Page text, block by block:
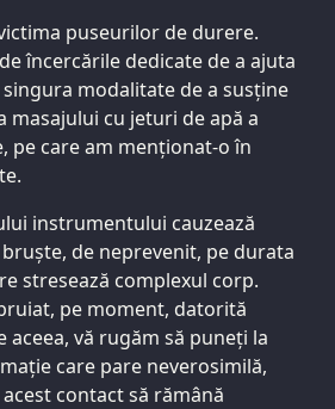
puseurilor de durere.
încercările dedicate de a ajuta
modalitate de a susține
masajului cu jeturi de apă a
pe care am menționat-o în
instrumentului cauzează
de neprevenit, pe durata
stresează complexul corp.
pe moment, datorită
aceea, vă rugăm să puneți la
care pare neverosimilă,
contact să rămână